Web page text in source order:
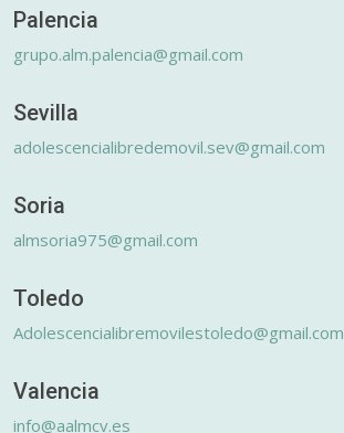
Palencia
grupo.alm.palencia@gmail.com
Sevilla
adolescencialibredemovil.sev@gmail.com
Soria
almsoria975@gmail.com
Toledo
Adolescencialibremovilestoledo@gmail.com
Valencia
info@aalmcv.es